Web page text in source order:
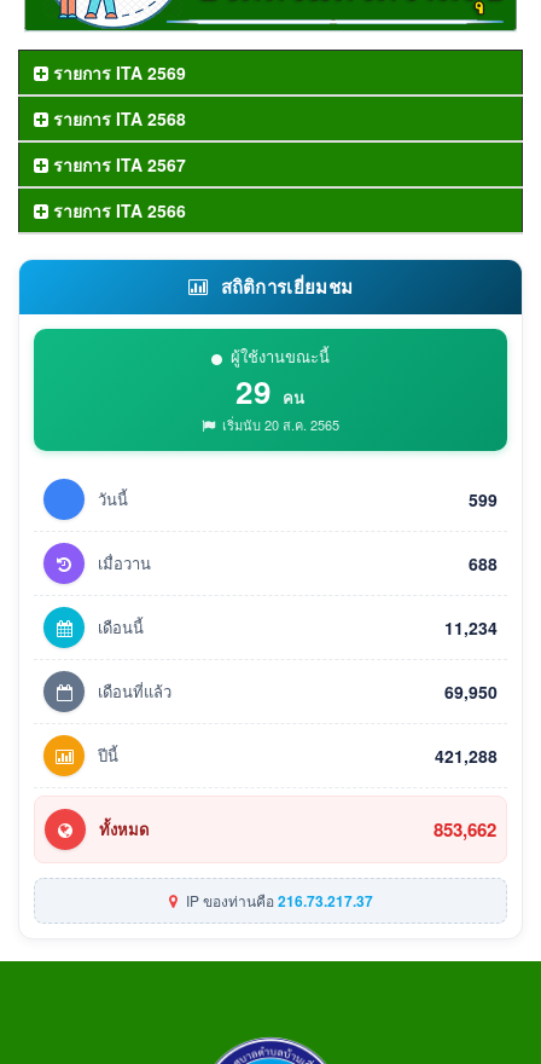
รายการ ITA 2569
รายการ ITA 2568
รายการ ITA 2567
รายการ ITA 2566
สถิติการเยี่ยมชม
ผู้ใช้งานขณะนี้
29 คน
เริ่มนับ 20 ส.ค. 2565
วันนี้ 599
เมื่อวาน 688
เดือนนี้ 11,234
เดือนที่แล้ว 69,950
ปีนี้ 421,288
ทั้งหมด 853,662
IP ของท่านคือ216.73.217.37